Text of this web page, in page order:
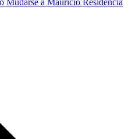
Mudarse a Mauricio Residencia